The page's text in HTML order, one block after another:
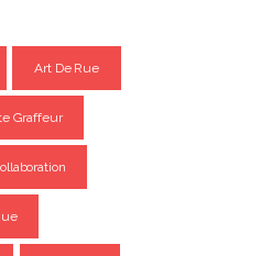
Art De Rue
Graffeur